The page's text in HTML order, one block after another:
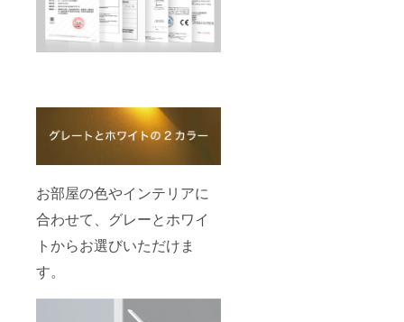
お部屋の色やインテリアに
合わせて、グレーとホワイ
トからお選びいただけま
す。